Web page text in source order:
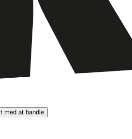
med at handle